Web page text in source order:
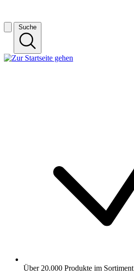
Suche
Über 20.000 Produkte im Sortiment